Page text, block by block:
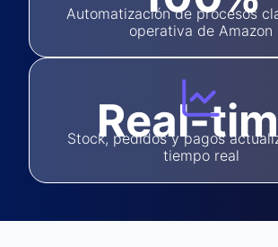
Automatización de procesos
operativa de Amazon
Real-
Stock, pedidos y pagos
tiempo real